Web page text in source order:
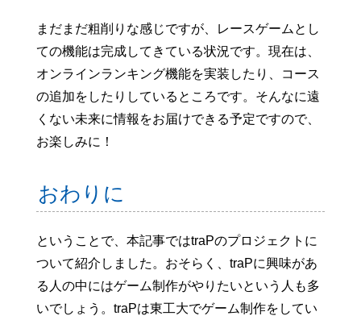
まだまだ粗削りな感じですが、レースゲームとし
ての機能は完成してきている状況です。現在は、
オンラインランキング機能を実装したり、コース
の追加をしたりしているところです。そんなに遠
くない未来に情報をお届けできる予定ですので、
お楽しみに！
おわりに
ということで、本記事ではtraPのプロジェクトに
ついて紹介しました。おそらく、traPに興味があ
る人の中にはゲーム制作がやりたいという人も多
いでしょう。traPは東工大でゲーム制作をしてい